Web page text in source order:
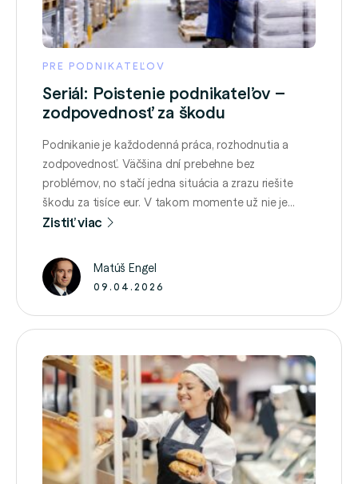
PRE PODNIKATEĽOV
Seriál: Poistenie podnikateľov –
zodpovednosť za škodu
Podnikanie je každodenná práca, rozhodnutia a
zodpovednosť. Väčšina dní prebehne bez
problémov, no stačí jedna situácia a zrazu riešite
škodu za tisíce eur. V takom momente už nie je
podstatné len to, čo sa stalo, ale najmä to, kto za
zaplatiť. Realita je pritom jednoduchšia, než si …
Zistiť viac
Matúš Engel
09.04.2026